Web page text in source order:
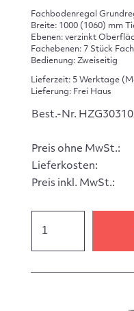
Fachbodenregal
Breite: 1000 (1060) mm
Ebenen: verzinkt
Fachebenen: 7 Stück
Bedienung: Zweiseitig
Lieferzeit: 5 Werktage
Lieferung: Frei Haus
Best.-Nr.
Preis ohne MwSt.:
Lieferkosten:
Preis inkl. MwSt.: